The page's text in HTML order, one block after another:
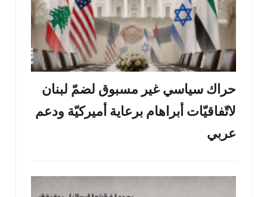
حراك سياسي غير مسبوق لضمّ لبنان
لاتّفاقيّات أبراهام برعاية أميركيّة ودعم
عربي